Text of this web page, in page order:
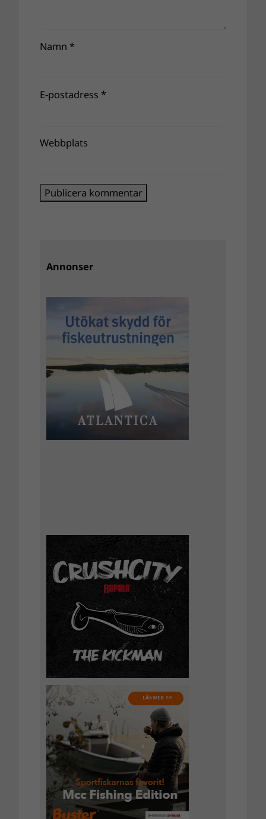
Namn *
E-postadress *
Webbplats
Annonser